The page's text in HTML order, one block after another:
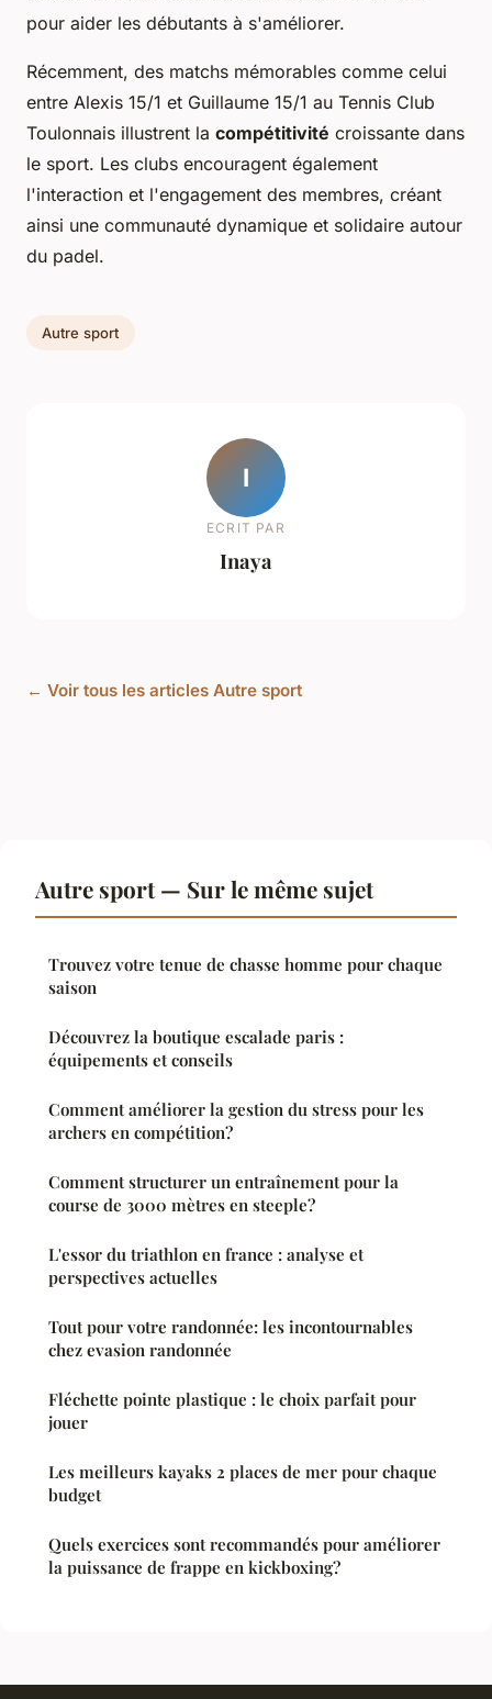
pour aider les débutants à s'améliorer.
Récemment, des matchs mémorables comme celui
entre Alexis 15/1 et Guillaume 15/1 au Tennis Club
Toulonnais illustrent la compétitivité croissante dans
le sport. Les clubs encouragent également
l'interaction et l'engagement des membres, créant
ainsi une communauté dynamique et solidaire autour
du padel.
Autre sport
I
ECRIT PAR
Inaya
← Voir tous les articles Autre sport
Autre sport — Sur le même sujet
Trouvez votre tenue de chasse homme pour chaque
saison
Découvrez la boutique escalade paris :
équipements et conseils
Comment améliorer la gestion du stress pour les
archers en compétition?
Comment structurer un entraînement pour la
course de 3000 mètres en steeple?
L'essor du triathlon en france : analyse et
perspectives actuelles
Tout pour votre randonnée: les incontournables
chez evasion randonnée
Fléchette pointe plastique : le choix parfait pour
jouer
Les meilleurs kayaks 2 places de mer pour chaque
budget
Quels exercices sont recommandés pour améliorer
la puissance de frappe en kickboxing?